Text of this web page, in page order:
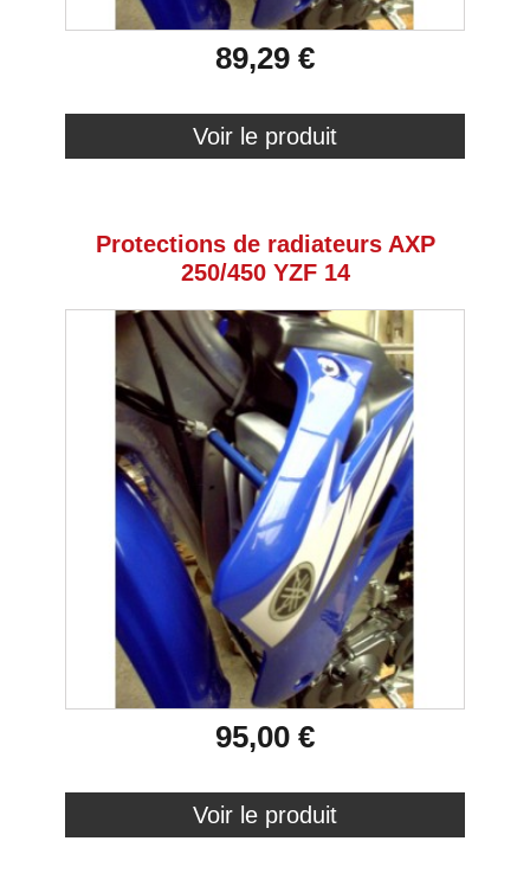
89,29 €
Voir le produit
Protections de radiateurs AXP
250/450 YZF 14
95,00 €
Voir le produit